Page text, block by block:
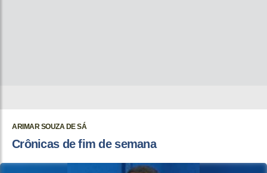
ARIMAR SOUZA DE SÁ
Crônicas de fim de semana